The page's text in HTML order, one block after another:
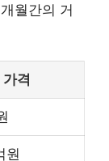
월간의 거
격
원